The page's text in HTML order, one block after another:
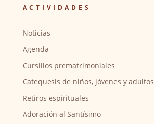
ACTIVIDADES
Noticias
Agenda
Cursillos prematrimoniales
Catequesis de niños, jóvenes y adultos
Retiros espirituales
Adoración al Santísimo